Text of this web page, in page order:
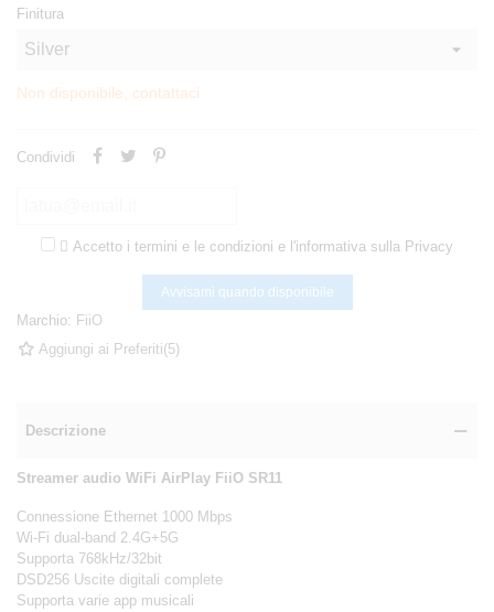
Finitura
Non disponibile, contattaci
Condividi
 Accetto i termini e le condizioni e l'informativa sulla Privacy
Avvisami quando disponibile
Marchio: FiiO
Aggiungi ai Preferiti(5)
Descrizione
Streamer audio WiFi AirPlay FiiO SR11
Connessione Ethernet 1000 Mbps
Wi-Fi dual-band 2.4G+5G
Supporta 768kHz/32bit
DSD256 Uscite digitali complete
Supporta varie app musicali